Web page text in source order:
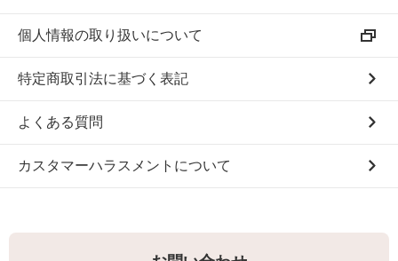
個人情報の取り扱いについて
特定商取引法に基づく表記
よくある質問
カスタマーハラスメントについて